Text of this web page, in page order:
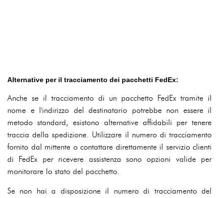
Alternative per il tracciamento dei pacchetti FedEx:
Anche se il tracciamento di un pacchetto FedEx tramite il
nome e l'indirizzo del destinatario potrebbe non essere il
metodo standard, esistono alternative affidabili per tenere
traccia della spedizione. Utilizzare il numero di tracciamento
fornito dal mittente o contattare direttamente il servizio clienti
di FedEx per ricevere assistenza sono opzioni valide per
monitorare lo stato del pacchetto.
Se non hai a disposizione il numero di tracciamento del